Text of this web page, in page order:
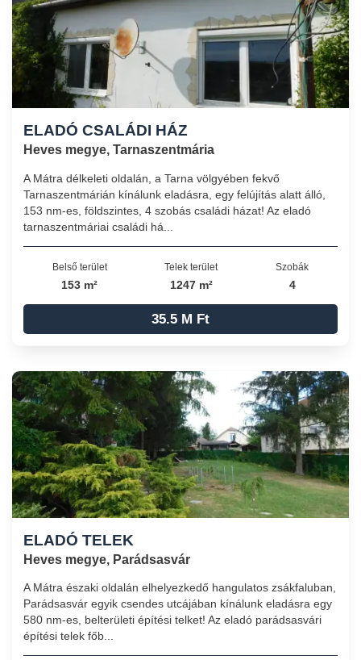
ELADÓ CSALÁDI HÁZ
Heves megye, Tarnaszentmária
A Mátra délkeleti oldalán, a Tarna völgyében fekvő
Tarnaszentmárián kínálunk eladásra, egy felújítás alatt álló,
153 nm-es, földszintes, 4 szobás családi házat! Az eladó
tarnaszentmáriai családi há...
Belső terület
153 m²
Telek terület
1247 m²
Szobák
4
35.5 M Ft
ELADÓ TELEK
Heves megye, Parádsasvár
A Mátra északi oldalán elhelyezkedő hangulatos zsákfaluban,
Parádsasvár egyik csendes utcájában kínálunk eladásra egy
580 nm-es, belterületi építési telket! Az eladó parádsasvári
építési telek főb...